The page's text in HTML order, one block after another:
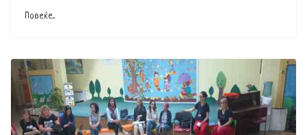
Повеќе...